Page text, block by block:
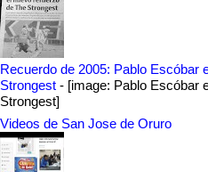
Recuerdo de 2005: Pablo Escóbar
Strongest - [image: Pablo Escóbar
Strongest]
Videos de San Jose de Oruro